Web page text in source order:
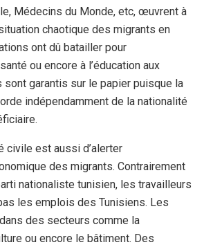
Médecins du Monde, etc, œuvrent à
chaotique des migrants en
ont dû batailler pour
ou encore à l’éducation aux
sont garantis sur le papier puisque la
indépendamment de la nationalité
civile est aussi d’alerter
des migrants. Contrairement
nationaliste tunisien, les travailleurs
les emplois des Tunisiens. Les
des secteurs comme la
ou encore le bâtiment. Des